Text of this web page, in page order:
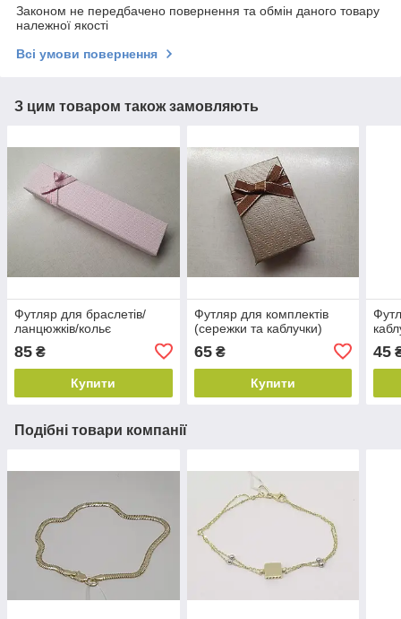
Законом не передбачено повернення та обмін даного товару
належної якості
Всі умови повернення
З цим товаром також замовляють
Футляр для браслетів/
ланцюжків/кольє
85 ₴
Купити
Футляр для комплектів
(сережки та каблучки)
65₴
Купити
45
Подібні товари компанії